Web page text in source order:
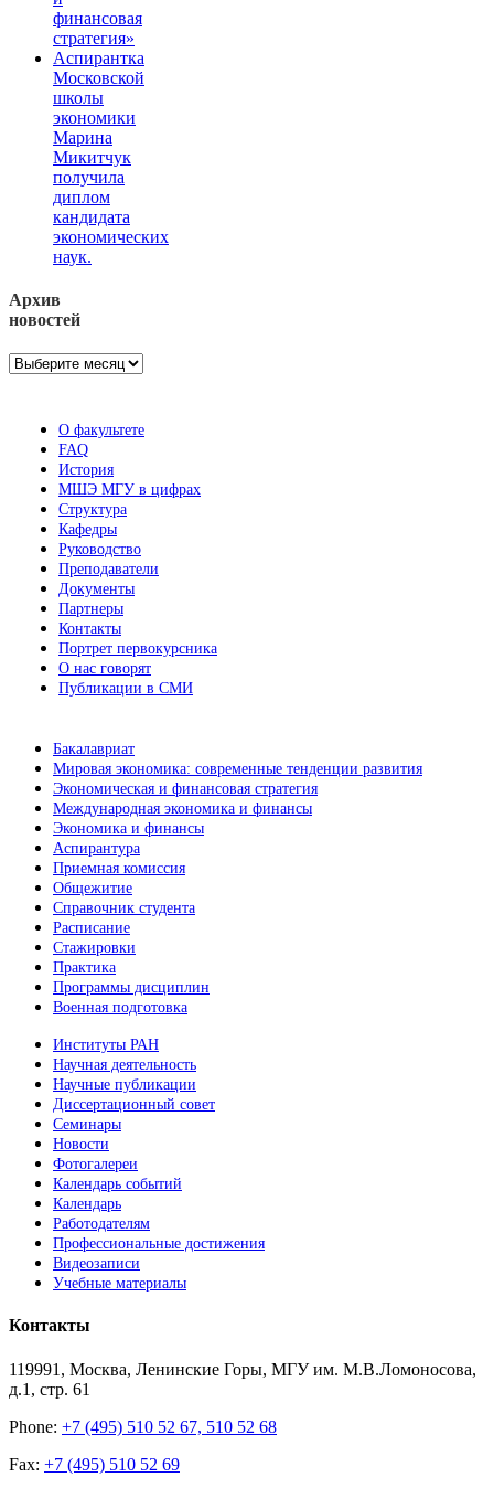
финансовая
стратегия»
Аспирантка
Московской
школы
экономики
Марина
Микитчук
получила
диплом
кандидата
экономических
наук.
Архив
новостей
Архив
О факультете
FAQ
История
МШЭ МГУ в цифрах
Структура
Кафедры
Руководство
Преподаватели
Документы
Партнеры
Контакты
Портрет первокурсника
О нас говорят
Публикации в СМИ
Бакалавриат
Мировая экономика: современные тенденции развития
Экономическая и финансовая стратегия
Международная экономика и финансы
Экономика и финансы
Аспирантура
Приемная комиссия
Общежитие
Справочник студента
Расписание
Стажировки
Практика
Программы дисциплин
Военная подготовка
Институты РАН
Научная деятельность
Научные публикации
Диссертационный совет
Семинары
Новости
Фотогалереи
Календарь событий
Календарь
Работодателям
Профессиональные достижения
Видеозаписи
Учебные материалы
Контакты
119991, Москва, Ленинские Горы, МГУ им. М.В.Ломоносова,
д.1, стр. 61
Phone: +7 (495) 510 52 67, 510 52 68
Fax: +7 (495) 510 52 69